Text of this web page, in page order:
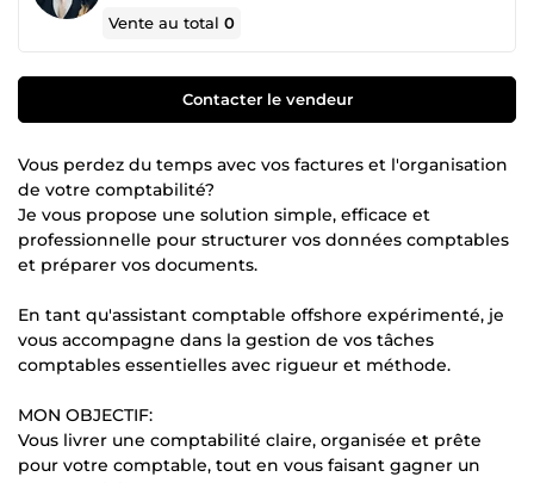
Vente au total0
Contacter le vendeur
Vous perdez du temps avec vos factures et l'organisation
de votre comptabilité?
Je vous propose une solution simple, efficace et
professionnelle pour structurer vos données comptables
et préparer vos documents.
En tant qu'assistant comptable offshore expérimenté, je
vous accompagne dans la gestion de vos tâches
comptables essentielles avec rigueur et méthode.
MON OBJECTIF:
Vous livrer une comptabilité claire, organisée et prête
pour votre comptable, tout en vous faisant gagner un